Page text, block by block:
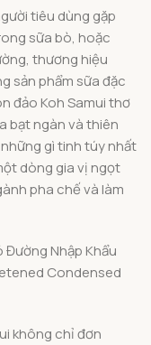
tiêu dùng gặp
sữa bò, hoặc
thương hiệu
sản phẩm sữa đặc
đảo Koh Samui thơ
bạt ngàn và thiên
gì tinh túy nhất
dòng gia vị ngọt
pha chế và làm
không chỉ đơn